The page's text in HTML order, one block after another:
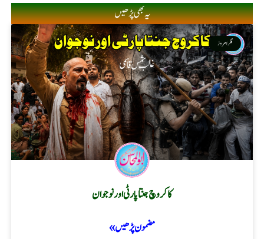
یہ بھی پڑھیں
فکر امروز
کاکروچ جنتا پارٹی اور نوجوان
مضمون پڑھیں »